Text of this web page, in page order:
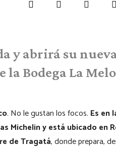
y abrirá su
la Bodega La
. No le gustan los focos. Es en
Michelin y está ubicado en
de Tragatá, donde prepara,